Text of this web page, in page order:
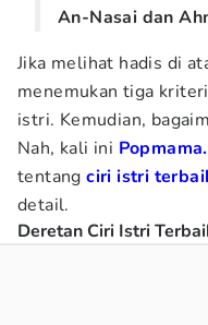
An-Nasai dan
Jika melihat hadis di
menemukan tiga
istri. Kemudian,
Nah, kali ini
tentangciri istri
detail.
Deretan Ciri Istri